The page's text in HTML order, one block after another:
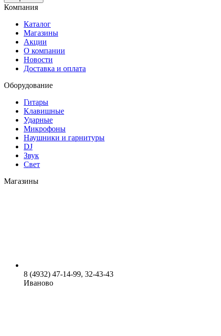
Компания
Каталог
Магазины
Акции
О компании
Новости
Доставка и оплата
Оборудование
Гитары
Клавишные
Ударные
Микрофоны
Наушники и гарнитуры
DJ
Звук
Свет
Магазины
8 (4932) 47-14-99, 32-43-43
Иваново